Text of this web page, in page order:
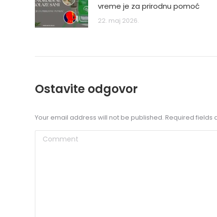
vreme je za prirodnu pomoć
22. maj 2026.
Ostavite odgovor
Your email address will not be published. Required
Comment
cistom